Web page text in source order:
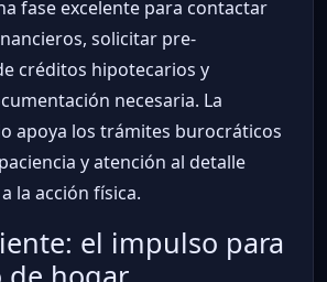
fase excelente para contactar
solicitar pre-
créditos hipotecarios y
necesaria. La
apoya los trámites burocráticos
y atención al detalle
la acción física.
el impulso para